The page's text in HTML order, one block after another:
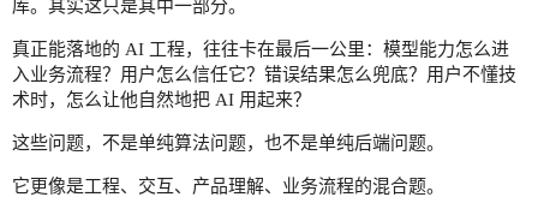
库。其实这只是其中一部分。
真正能落地的 AI 工程，往往卡在最后一公里：模型能力怎么进
入业务流程？用户怎么信任它？错误结果怎么兜底？用户不懂技
术时，怎么让他自然地把 AI 用起来？
这些问题，不是单纯算法问题，也不是单纯后端问题。
它更像是工程、交互、产品理解、业务流程的混合题。